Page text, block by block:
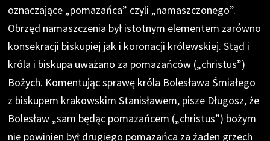
oznaczające „pomazańca” czyli „namaszczonego”.
Obrzęd namaszczenia był istotnym elementem zarówno
konsekracji biskupiej jak i koronacji królewskiej. Stąd i
króla i biskupa uważano za pomazańców („christus”)
Bożych. Komentując sprawę króla Bolesława Śmiałego
z biskupem krakowskim Stanisławem, pisze Długosz, że
Bolesław „sam będąc pomazańcem („christus”) bożym
nie powinien był drugiego pomazańca za żaden grzech